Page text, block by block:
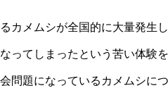
カメムシが全国的に大量発生
ってしまったという苦い体験
問題になっているカメムシに